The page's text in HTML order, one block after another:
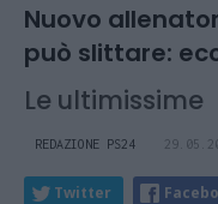
Nuovo
può slittare:
Le ultimissime
REDAZIONE PS24
Twitter